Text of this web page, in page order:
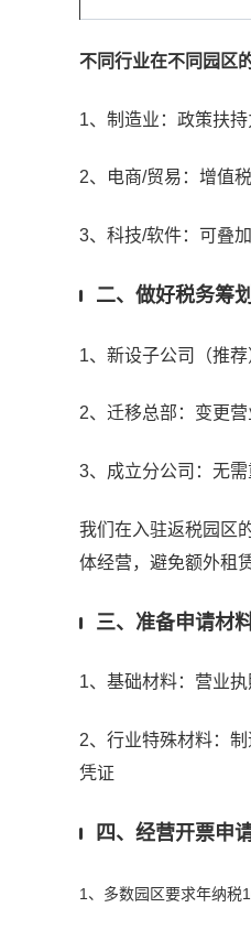
不同行业在不同园区
1、制造业：政策扶
2、电商/贸易：增值
3、科技/软件：可叠
二、做好税务筹
1、新设子公司（推
2、迁移总部：变更
3、成立分公司：无
我们在入驻返税园区
体经营，避免额外租
三、准备申请材料
1、基础材料：营业
2、行业特殊材料：
凭证
四、经营开票申
1、多数园区要求年纳税